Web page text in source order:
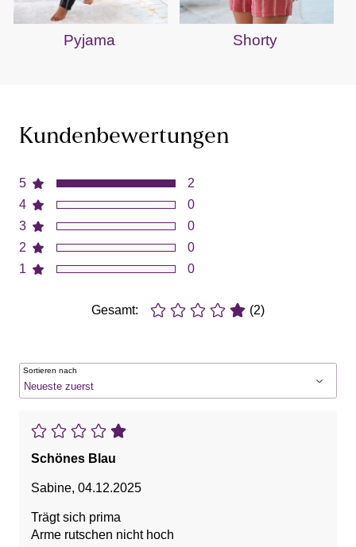
Pyjama Shorty
Kundenbewertungen
5
4
3
2
1
2
0
0
0
0
Gesamt: (2)
Sortieren nach
Schönes Blau
Sabine, 04.12.2025
Trägt sich prima
Arme rutschen nicht hoch